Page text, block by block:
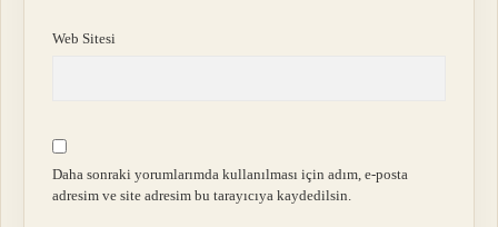
Web Sitesi
Daha sonraki yorumlarımda kullanılması için adım, e-posta
adresim ve site adresim bu tarayıcıya kaydedilsin.